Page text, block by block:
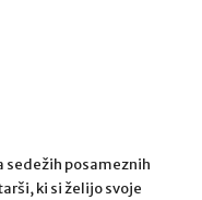
sedežih posameznih
ki si želijo svoje